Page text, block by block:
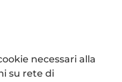
necessari alla
su rete di